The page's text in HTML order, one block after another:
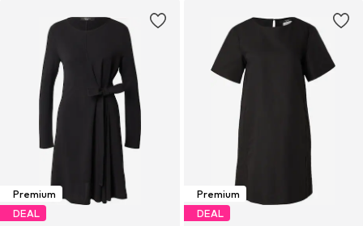
Premium
DEAL
Premium
DEAL